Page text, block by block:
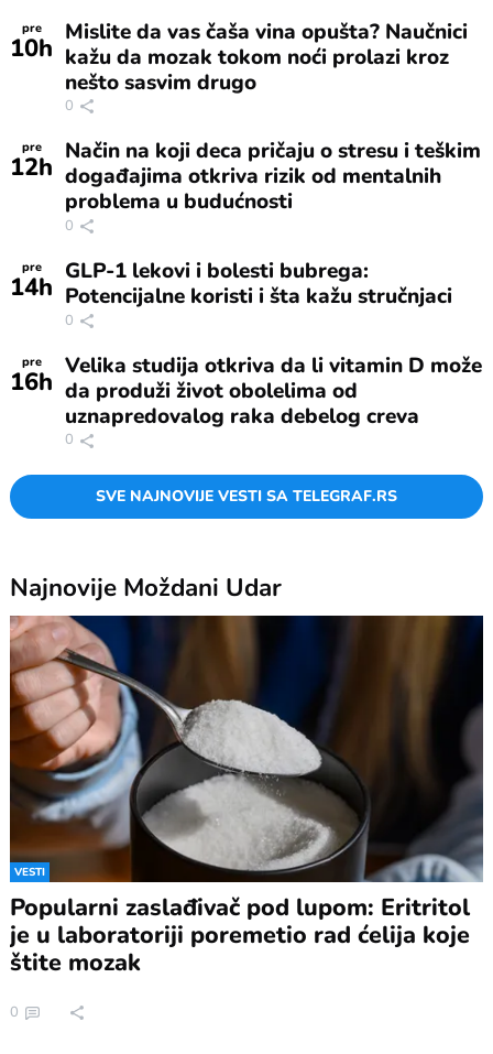
pre
10h Mislite da vas čaša vina opušta? Naučnici
kažu da mozak tokom noći prolazi kroz
nešto sasvim drugo
0
pre
12h Način na koji deca pričaju o stresu i teškim
događajima otkriva rizik od mentalnih
problema u budućnosti
0
pre
14h GLP-1 lekovi i bolesti bubrega:
Potencijalne koristi i šta kažu stručnjaci
0
pre
16h Velika studija otkriva da li vitamin D može
da produži život obolelima od
uznapredovalog raka debelog creva
0
SVE NAJNOVIJE VESTI SA TELEGRAF.RS
Najnovije Moždani Udar
VESTI
Popularni zaslađivač pod lupom: Eritritol
je u laboratoriji poremetio rad ćelija koje
štite mozak
0